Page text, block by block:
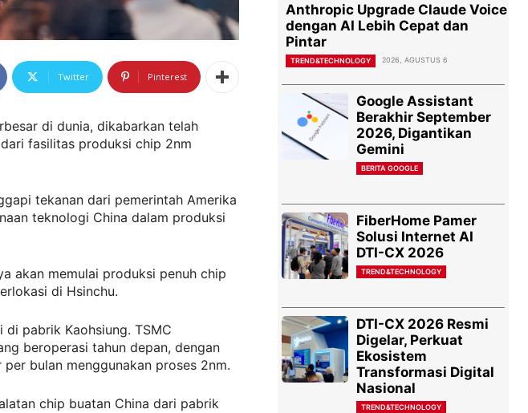
Twitter Pinterest
di dunia, dikabarkan telah
fasilitas produksi chip 2nm
tekanan dari pemerintah Amerika
teknologi China dalam produksi
akan memulai produksi penuh chip
di Hsinchu.
pabrik Kaohsiung. TSMC
beroperasi tahun depan, dengan
bulan menggunakan proses 2nm.
chip buatan China dari pabrik
Anthropic Upgrade Claude Voice
dengan AI Lebih Cepat dan
Pintar
TREND&TECHNOLOGY 2026, AGUSTUS 6
Google Assistant
Berakhir September
2026, Digantikan
Gemini
BERITA GOOGLE
FiberHome Pamer
Solusi Internet AI
DTI-CX 2026
TREND&TECHNOLOGY
DTI-CX 2026 Resmi
Digelar, Perkuat
Ekosistem
Transformasi Digital
Nasional
TREND&TECHNOLOGY